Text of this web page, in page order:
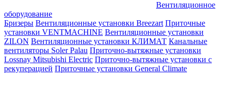
Вентиляционное
оборудование
Бризеры Вентиляционные установки Breezart Приточные
установки VENTMACHINE Вентиляционные установки
ZILON Вентиляционные установки КЛИМАТ Канальные
вентиляторы Soler Palau Приточно-вытяжные установки
Lossnay Mitsubishi Electric Приточно-вытяжные установки с
рекуперацией Приточные установки General Climate